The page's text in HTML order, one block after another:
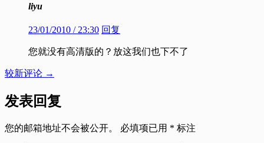
liyu
23/01/2010 / 23:30 回复
您就没有高清版的？放这我们也下不了
评
导
航
较新评论 →
发表回复
您的邮箱地址不会被公开。 必填项已用 * 标注